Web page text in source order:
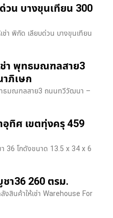
วน บางขุนเทียน 300
เช่า พิกัด เลียบด่วน​ บางขุนเทียน​
ช่า พุทธมณฑลสาย3
ภิเษก
ทธมณฑลสาย3 ถนนทวีวัฒนา –
อุทิศ เขตทุ่งครุ 459
36 โกดังขนาด 13.5 x 34 x 6
ชา36 260 ตรม.
ลังสินค้าให้เช่า Warehouse For